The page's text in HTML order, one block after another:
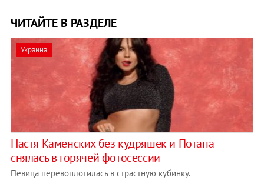
ЧИТАЙТЕ В РАЗДЕЛЕ
Украина
Настя Каменских без кудряшек и Потапа
снялась в горячей фотосессии
Певица перевоплотилась в страстную кубинку.